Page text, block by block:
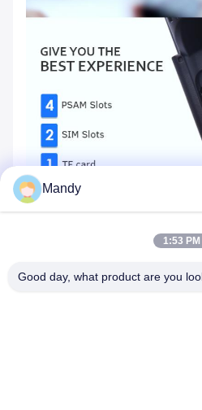
Mandy
1:53 PM
Good day, what product are you